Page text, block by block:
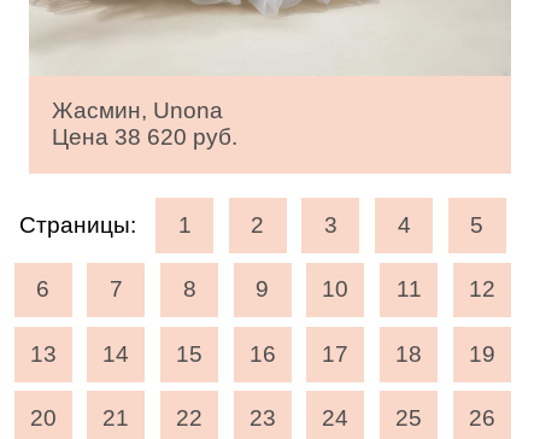
Жасмин, Unona
Цена 38 620 руб.
Страницы: 1 2 3 4 5
6 7 8 9 10 11 12
13 14 15 16 17 18 19
20 21 22 23 24 25 26